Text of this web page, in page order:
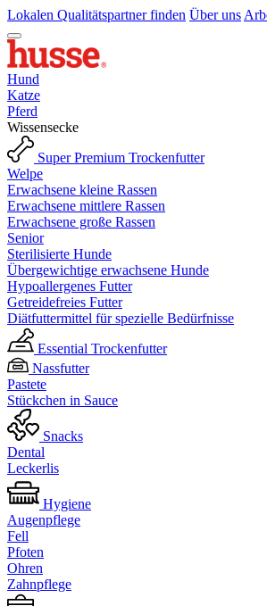
Lokalen Qualitätspartner finden Über uns
Hund
Katze
Pferd
Wissensecke
Super Premium Trockenfutter
Welpe
Erwachsene kleine Rassen
Erwachsene mittlere Rassen
Erwachsene große Rassen
Senior
Sterilisierte Hunde
Übergewichtige erwachsene Hunde
Hypoallergenes Futter
Getreidefreies Futter
Diätfuttermittel für spezielle Bedürfnisse
Essential Trockenfutter
Nassfutter
Pastete
Stückchen in Sauce
Snacks
Dental
Leckerlis
Hygiene
Augenpflege
Fell
Pfoten
Ohren
Zahnpflege